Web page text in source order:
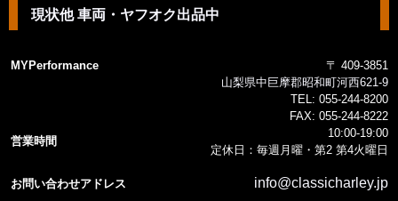
現状他 車両・ヤフオク出品中
MYPerformance
〒 409-3851
山梨県中巨摩郡昭和町河西621-9
TEL: 055-244-8200
FAX: 055-244-8222
営業時間
10:00-19:00
定休日：毎週月曜・第2 第4火曜日
お問い合わせアドレス info@classicharley.jp